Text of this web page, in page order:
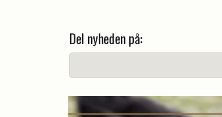
Del nyheden på: